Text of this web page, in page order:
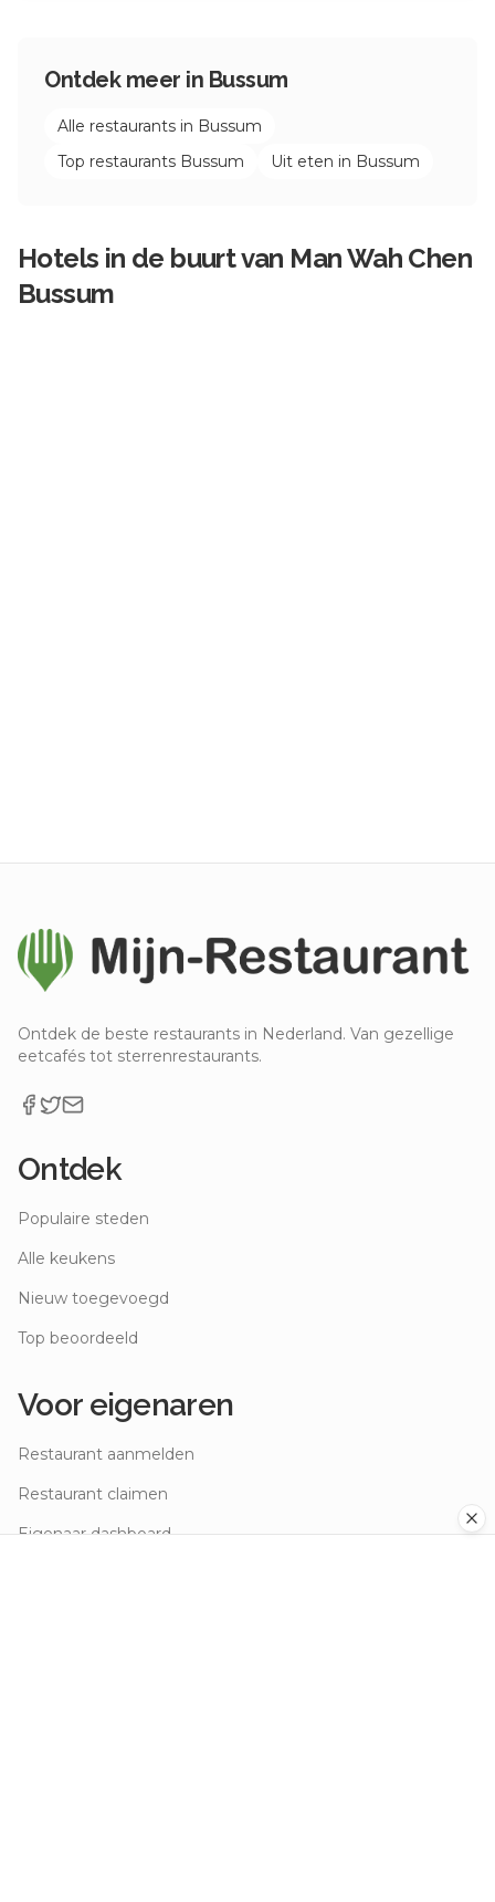
Ontdek meer in Bussum
Alle restaurants in Bussum
Top restaurants Bussum Uit eten in Bussum
Hotels in de buurt van Man Wah Chen
Bussum
Ontdek de beste restaurants in Nederland. Van gezellige
eetcafés tot sterrenrestaurants.
Ontdek
Populaire steden
Alle keukens
Nieuw toegevoegd
Top beoordeeld
Voor eigenaren
Restaurant aanmelden
Restaurant claimen
Eigenaar dashboard